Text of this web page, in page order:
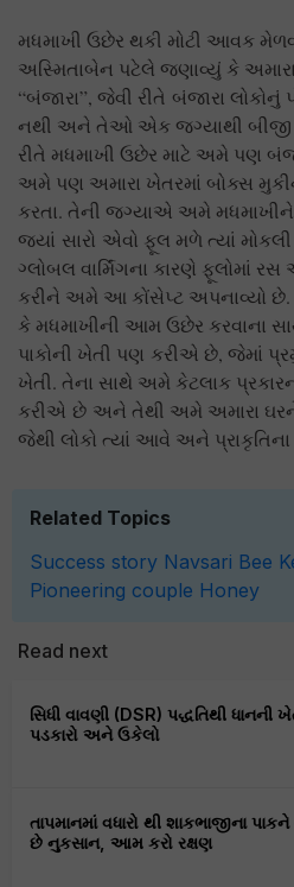
મધમાખી ઉછેર થકી મોટી આવક
અસ્મિતાબેન પટેલે જણાવ્યું કે
“બંજારા”, જેવી રીતે બંજારા
નથી અને તેઓ એક જગ્યાથી બીજી
રીતે મધમાખી ઉછેર માટે અમે પણ
અમે પણ અમારા ખેતરમાં બોક્સ
કરતા. તેની જગ્યાએ અમે મધમાખીને
જ્યાં સારો એવો ફૂલ મળે ત્યાં
ગ્લોબલ વાર્મિંગના કારણે ફૂલોમાં
કરીને અમે આ કોંસેપ્ટ અપનાવ્યો
કે મધમાખીની આમ ઉછેર કરવાના
પાકોની ખેતી પણ કરીએ છે, જેમાં
ખેતી. તેના સાથે અમે કેટલાક
કરીએ છે અને તેથી અમે અમારા ઘરને
જેથી લોકો ત્યાં આવે અને પ્રાકૃતિના
Related Topics
Success story Navsari Bee
Pioneering couple Honey
Read next
સિધી વાવણી (DSR) પદ્ધતિથી ધાનની
પડકારો અને ઉકેલો
તાપમાનમાં વધારો થી શાકભાજીના
છે નુકસાન, આમ કરો રક્ષણ